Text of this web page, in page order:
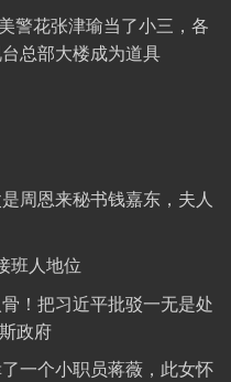
警花张津瑜当了小三，各
总部大楼成为道具
周恩来秘书钱嘉东，夫人
班人地位
！把习近平批驳一无是处
政府
一个小职员蒋薇，此女怀